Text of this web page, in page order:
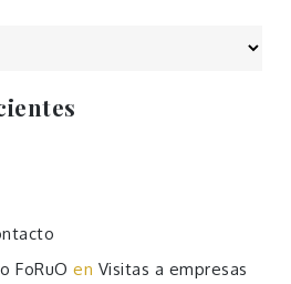
FoRuO en Visitas a empresas